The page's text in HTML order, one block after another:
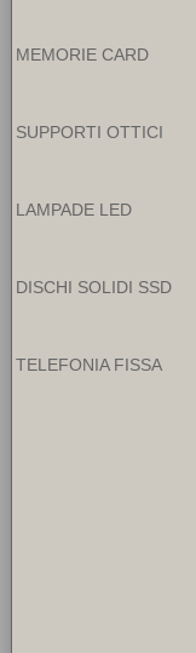
MEMORIE CARD
SUPPORTI OTTICI
LAMPADE LED
DISCHI SOLIDI SSD
TELEFONIA FISSA